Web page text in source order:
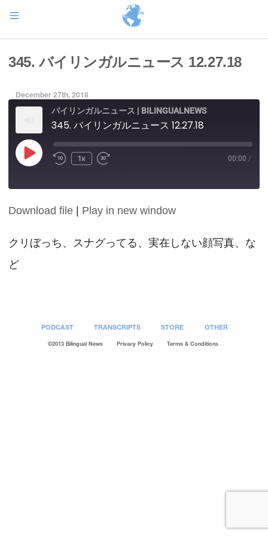
345. バイリンガルニュース 12.27.18
December 27th, 2018
バイリンガルニュース | BILINGUALNEWS
345. バイリンガルニュース 12.27.18
Play
Episode
1x 00:00 /
SHARE
LINK
Download file Play in new window
クリぼっち、スナグってる、実在しない顔写真、な
ど
PODCAST TRANSCRIPTS STORE OTHER
©2013 Bilingual News Privacy Policy Terms & Conditions